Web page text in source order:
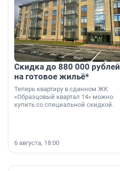
Скидка до 880 000 рублей
на готовое жильё*
Теперь квартиру в сданном ЖК
«Образцовый квартал 14» можно
купить со специальной скидкой.
6 августа, 18:00